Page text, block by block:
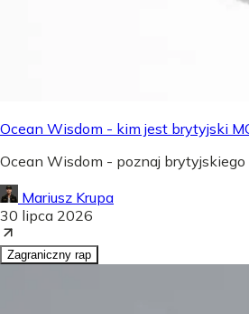
Ocean Wisdom - kim jest brytyjski
Ocean Wisdom - poznaj brytyjskiego
Mariusz Krupa
30 lipca 2026
Zagraniczny rap